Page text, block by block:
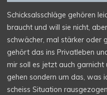
Schicksalsschläge gehören
braucht und will sie nicht,
schwächer, mal stärker oder
gehört das ins Privatleben
mir soll es jetzt auch
gehen sondern um das, was
scheiss Situation